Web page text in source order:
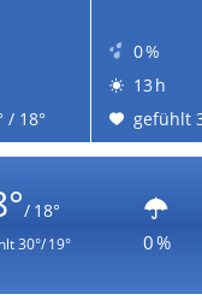
/ 18°
0 %
13 h
gefühlt
/ 18°
30°/ 19° 0 %